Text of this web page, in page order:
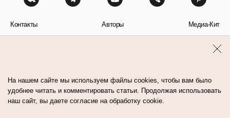
Контакты Авторы Медиа-Кит
На нашем сайте мы используем файлы cookies, чтобы вам было
удобнее читать и комментировать статьи. Продолжая использовать
наш сайт, вы даете согласие на обработку cookie.